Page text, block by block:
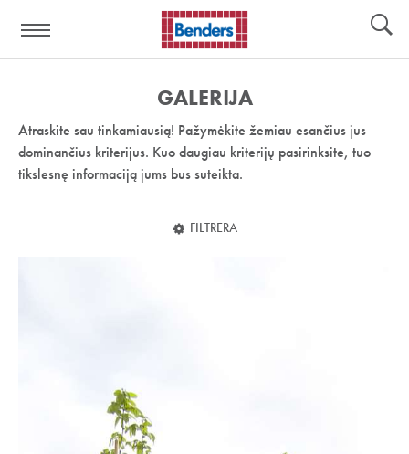
nuoroda:
GALERIJA
Atraskite sau tinkamiausią! Pažymėkite žemiau esančius jus
dominančius kriterijus. Kuo daugiau kriterijų pasirinksite, tuo
tikslesnę informaciją jums bus suteikta.
FILTRERA